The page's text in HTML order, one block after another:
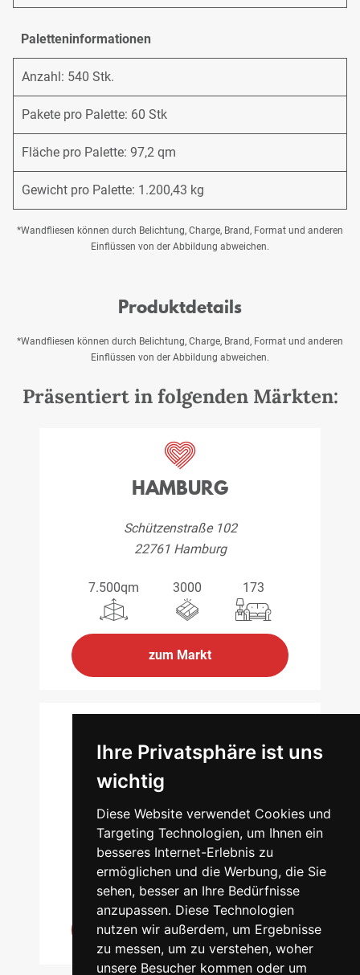
Ihre Privatsphäre ist uns
wichtig
Diese Website verwendet Cookies und
Targeting Technologien, um Ihnen ein
besseres Internet-Erlebnis zu
ermöglichen und die Werbung, die Sie
sehen, besser an Ihre Bedürfnisse
anzupassen. Diese Technologien
nutzen wir außerdem, um Ergebnisse
zu messen, um zu verstehen, woher
unsere Besucher kommen oder um
Paletteninformationen
Anzahl: 540 Stk.
Pakete pro Palette: 60 Stk
Fläche pro Palette: 97,2 qm
Gewicht pro Palette: 1.200,43 kg
*Wandfliesen können durch Belichtung, Charge, Brand, Format und anderen
Einflüssen von der Abbildung abweichen.
Produktdetails
*Wandfliesen können durch Belichtung, Charge, Brand, Format und anderen
Einflüssen von der Abbildung abweichen.
Präsentiert in folgenden Märkten:
HAMBURG
Schützenstraße 102
22761 Hamburg
7.500qm 3000 173
zum Markt
LÜBECK
23556 Lübeck
3.000qm 1000 94
zum Markt